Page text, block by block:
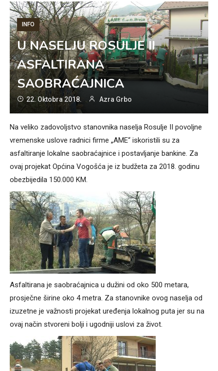
INFO
U NASELJU ROSULJE II
ASFALTIRANA
SAOBRAĆAJNICA
22. Oktobra 2018. Azra Grbo
Na veliko zadovoljstvo stanovnika naselja Rosulje II povoljne
vremenske uslove radnici firme „AME“ iskoristili su za
asfaltiranje lokalne saobraćajnice i postavljanje bankine. Za
ovaj projekat Općina Vogošća je iz budžeta za 2018. godinu
obezbijedila 150.000 KM.
Asfaltirana je saobraćajnica u dužini od oko 500 metara,
prosječne širine oko 4 metra. Za stanovnike ovog naselja od
izuzetne je važnosti projekat uređenja lokalnog puta jer su na
ovaj način stvoreni bolji i ugodniji uslovi za život.